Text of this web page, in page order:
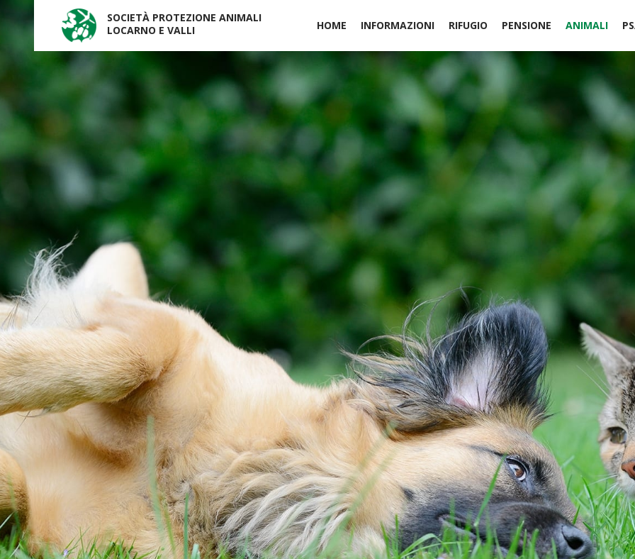
SOCIETÀ PROTEZIONE ANIMALI
LOCARNO E VALLI
HOME INFORMAZIONI RIFUGIO PENSIONE ANIMALI